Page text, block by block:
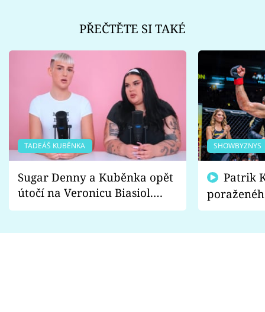
PŘEČTĚTE SI TAKÉ
TADEÁŠ KUBĚNKA
Sugar Denny a Kuběnka opět
útočí na Veronicu Biasiol.
Proč je podle nich falešná a
SHOWBYZNYS
fanoušci